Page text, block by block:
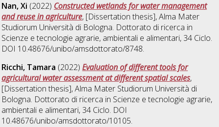
Nan, Xi (2022) Constructed wetlands for water management
and reuse in agriculture, [Dissertation thesis], Alma Mater
Studiorum Università di Bologna. Dottorato di ricerca in
Scienze e tecnologie agrarie, ambientali e alimentari, 34 Ciclo.
DOI 10.48676/unibo/amsdottorato/8748.
Ricchi, Tamara (2022)Evaluation of different tools for
agricultural water assessment at different spatial scales,
[Dissertation thesis], Alma Mater Studiorum Università di
Bologna. Dottorato di ricerca in Scienze e tecnologie agrarie,
ambientali e alimentari, 34 Ciclo. DOI
10.48676/unibo/amsdottorato/10105.